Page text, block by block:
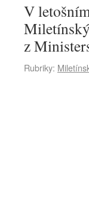
V
z
Rubriky: